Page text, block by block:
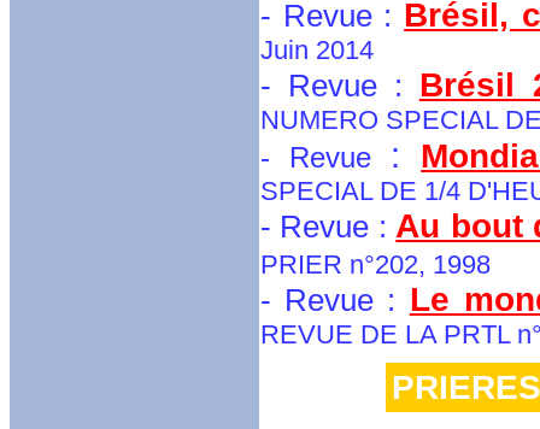
- Revue : Brésil,
Juin 2014
- Revue : Brésil
NUMERO SPECIAL
- Revue:
SPECIAL DE 1/4
- Revue : Au bout
PRIER n°202, 1998
- Revue : Le
REVUE DE LA PRTL